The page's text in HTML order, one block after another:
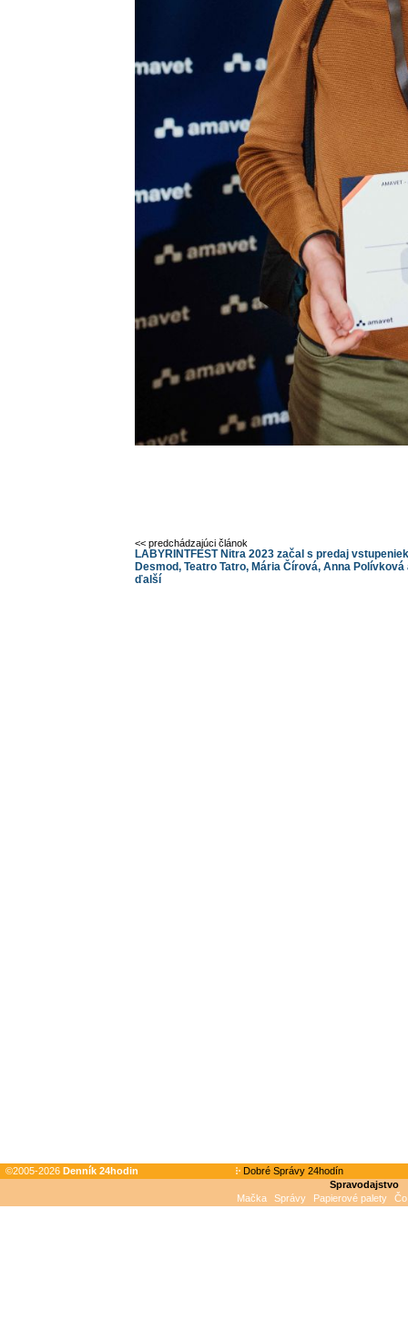
<< predchádzajúci článok
LABYRINTFEST Nitra 2023 začal s predaj
Desmod, Teatro Tatro, Mária Čírová, Anna Polívková
ďalší
©2005-2026 Denník 24hodin
Dobré Správy 24hodín
Spravodajstvo
Mačka
Správy Papierové palety